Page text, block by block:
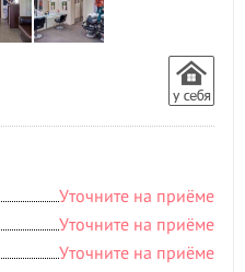
Уточните на приёме
Уточните на приёме
Уточните на приёме